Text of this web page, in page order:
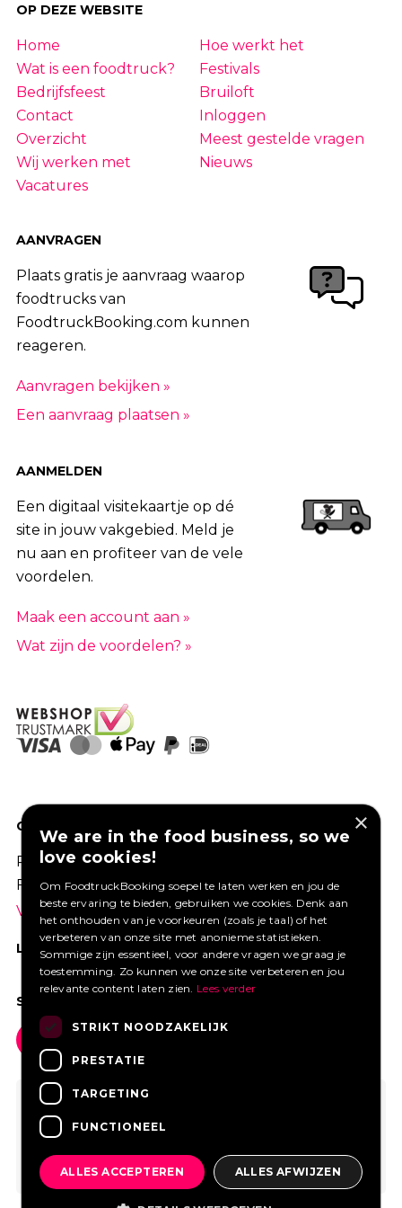
OP DEZE WEBSITE
Home
Hoe werkt het
Wat is een foodtruck?
Festivals
Bedrijfsfeest
Bruiloft
Contact
Inloggen
Overzicht
Meest gestelde vragen
Wij werken met
Nieuws
Vacatures
AANVRAGEN
Plaats gratis je aanvraag waarop
foodtrucks van
FoodtruckBooking.com kunnen
reageren.
Aanvragen bekijken »
Een aanvraag plaatsen »
AANMELDEN
Een digitaal visitekaartje op dé
site in jouw vakgebied. Meld je
nu aan en profiteer van de vele
voordelen.
Maak een account aan »
Wat zijn de voordelen? »
GOED VERZEKERD ONDERNEMEN?
Profiteer van een aantrekkelijke premie via
Foodtruckbooking.
Vraag een offerte aan.
LIKE ONS OP FACEBOOK
SOCIAL MEDIA
×
We are in the food business, so we
love cookies!
Om FoodtruckBooking soepel te laten werken en jou de
beste ervaring te bieden, gebruiken we cookies. Denk aan
het onthouden van je voorkeuren (zoals je taal) of het
verbeteren van onze site met anonieme statistieken.
Sommige zijn essentieel, voor andere vragen we graag je
toestemming. Zo kunnen we onze site verbeteren en jou
relevante content laten zien. Lees verder
STRIKT NOODZAKELIJK
PRESTATIE
TARGETING
FUNCTIONEEL
ALLES ACCEPTEREN ALLES AFWIJZEN